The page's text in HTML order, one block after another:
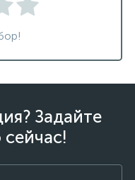
Задайте